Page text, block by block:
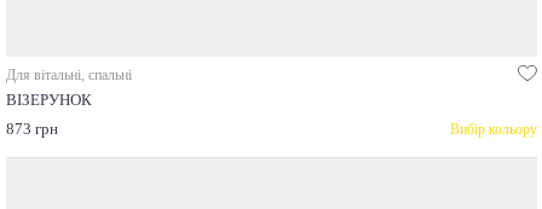
Для вітальні, спальні
ВІЗЕРУНОК
873 грн
Вибір кольору